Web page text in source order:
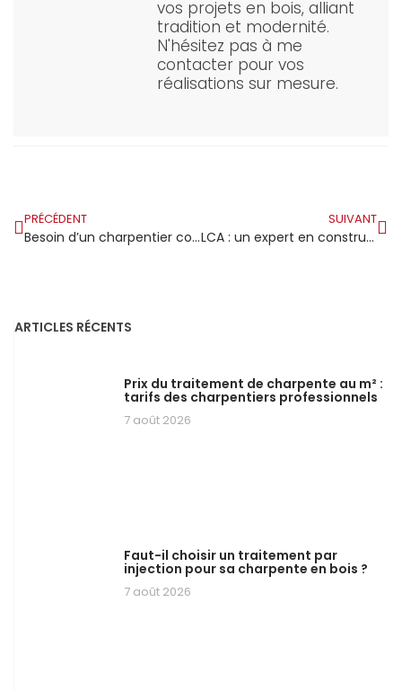
vos projets en bois, alliant
tradition et modernité.
N'hésitez pas à me
contacter pour vos
réalisations sur mesure.
PRÉCÉDENT
Besoin d’un charpentier couvreur à Cahors ?
SUIVANT
LCA : un expert en construction bois qui surpasse la crise du secteur du bâtiment
ARTICLES RÉCENTS
Prix du traitement de charpente au m² :
tarifs des charpentiers professionnels
7 août 2026
Faut-il choisir un traitement par
injection pour sa charpente en bois ?
7 août 2026